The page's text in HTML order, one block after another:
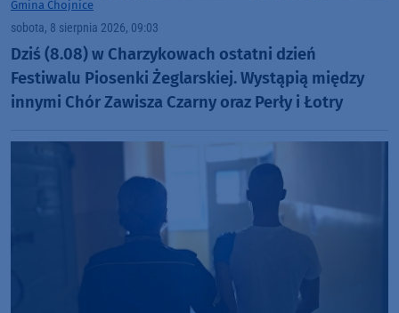
Gmina Chojnice
sobota, 8 sierpnia 2026, 09:03
Dziś (8.08) w Charzykowach ostatni dzień
Festiwalu Piosenki Żeglarskiej. Wystąpią między
innymi Chór Zawisza Czarny oraz Perły i Łotry